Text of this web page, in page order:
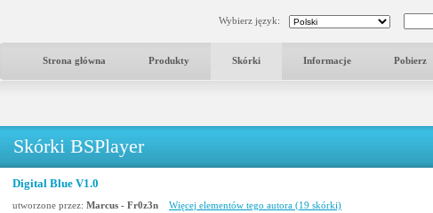
Wybierz język:
Strona główna Produkty Skórki Informacje Pobierz
Skórki BSPlayer
Digital Blue V1.0
utworzone przez: Marcus - Fr0z3n Więcej elementów tego autora (19 skórki)